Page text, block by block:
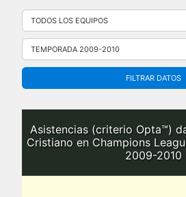
Saltar
contenido
FILTRAR DATOS
Asistencias (criterio Opta™)
Cristiano en Champions
2009-2010